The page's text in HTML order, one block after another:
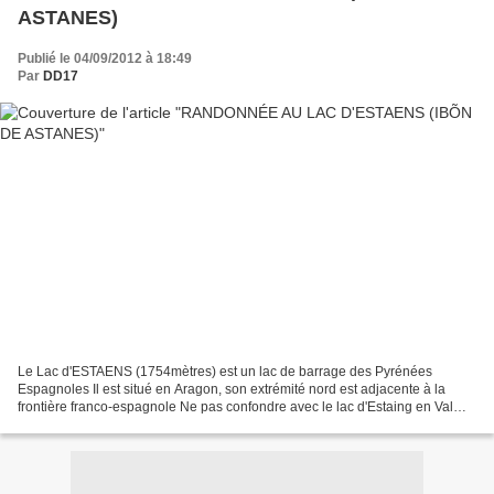
ASTANES)
Publié le 04/09/2012 à 18:49
Par DD17
Le Lac d'ESTAENS (1754mètres) est un lac de barrage des Pyrénées
Espagnoles Il est situé en Aragon, son extrémité nord est adjacente à la
frontière franco-espagnole Ne pas confondre avec le lac d'Estaing en Val